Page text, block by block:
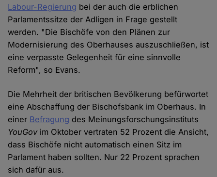
Labour-Regierung bei der auch die erblichen
Parlamentssitze der Adligen in Frage gestellt
werden. "Die Bischöfe von den Plänen zur
Modernisierung des Oberhauses auszuschließen, ist
eine verpasste Gelegenheit für eine sinnvolle
Reform", so Evans.
Die Mehrheit der britischen Bevölkerung befürwortet
eine Abschaffung der Bischofsbank im Oberhaus. In
einer Befragung des Meinungsforschungsinstituts
YouGovim Oktober vertraten 52 Prozent die Ansicht,
dass Bischöfe nicht automatisch einen Sitz im
Parlament haben sollten. Nur 22 Prozent sprachen
sich dafür aus.